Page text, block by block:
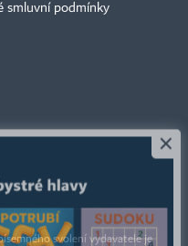
smluvní podmínky
svolení vydavatele je
×